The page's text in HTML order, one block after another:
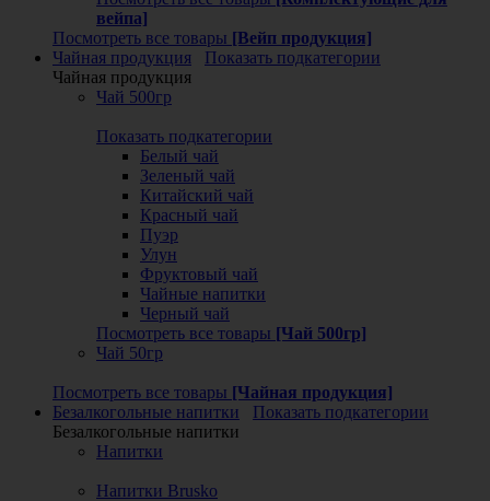
вейпа]
Посмотреть все товары [Вейп продукция]
Чайная продукция
Показать подкатегории
Чайная продукция
Чай 500гр
Показать подкатегории
Белый чай
Зеленый чай
Китайский чай
Красный чай
Пуэр
Улун
Фруктовый чай
Чайные напитки
Черный чай
Посмотреть все товары [Чай 500гр]
Чай 50гр
Посмотреть все товары [Чайная продукция]
Безалкогольные напитки
Показать подкатегории
Безалкогольные напитки
Напитки
Напитки Brusko